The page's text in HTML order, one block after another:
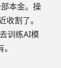
本金。操
割了。
训练AI模